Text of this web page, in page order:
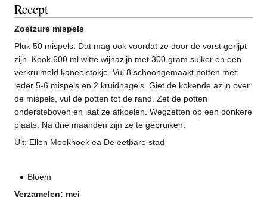
Recept
Zoetzure mispels
Pluk 50 mispels. Dat mag ook voordat ze door de vorst gerijpt
zijn. Kook 600 ml witte wijnazijn met 300 gram suiker en een
verkruimeld kaneelstokje. Vul 8 schoongemaakt potten met
ieder 5-6 mispels en 2 kruidnagels. Giet de kokende azijn over
de mispels, vul de potten tot de rand. Zet de potten
ondersteboven en laat ze afkoelen. Wegzetten op een donkere
plaats. Na drie maanden zijn ze te gebruiken.
Uit: Ellen Mookhoek ea De eetbare stad
Bloem
Verzamelen: mei